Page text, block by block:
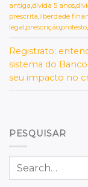
antiga,dívida 5 anos,
prescrita,liberdade
legal,prescrição,protesto,
Registrato:
sistema do
seu impacto no
PESQUISAR